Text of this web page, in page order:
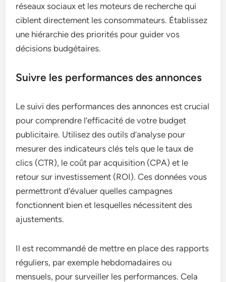
réseaux sociaux et les moteurs de recherche qui
ciblent directement les consommateurs. Établissez
une hiérarchie des priorités pour guider vos
décisions budgétaires.
Suivre les performances des annonces
Le suivi des performances des annonces est crucial
pour comprendre l’efficacité de votre budget
publicitaire. Utilisez des outils d’analyse pour
mesurer des indicateurs clés tels que le taux de
clics (CTR), le coût par acquisition (CPA) et le
retour sur investissement (ROI). Ces données vous
permettront d’évaluer quelles campagnes
fonctionnent bien et lesquelles nécessitent des
ajustements.
Il est recommandé de mettre en place des rapports
réguliers, par exemple hebdomadaires ou
mensuels, pour surveiller les performances. Cela